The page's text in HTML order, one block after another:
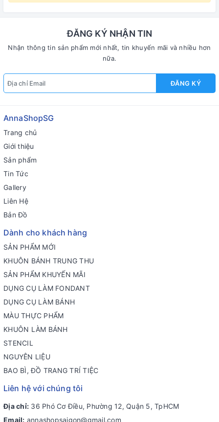
ĐĂNG KÝ NHẬN TIN
Nhận thông tin sản phẩm mới nhất, tin khuyến mãi và nhiều hơn
nữa.
ĐĂNG KÝ
AnnaShopSG
Trang chủ
Giới thiệu
Sản phẩm
Tin Tức
Gallery
Liên Hệ
Bản Đồ
Dành cho khách hàng
SẢN PHẨM MỚI
KHUÔN BÁNH TRUNG THU
SẢN PHẨM KHUYẾN MÃI
DỤNG CỤ LÀM FONDANT
DỤNG CỤ LÀM BÁNH
MÀU THỰC PHẨM
KHUÔN LÀM BÁNH
STENCIL
NGUYÊN LIỆU
BAO BÌ, ĐỒ TRANG TRÍ TIỆC
Liên hệ với chúng tôi
Địa chỉ: 36 Phó Cơ Điều, Phường 12, Quận 5, TpHCM
Email: annashopsaigon@gmail.com